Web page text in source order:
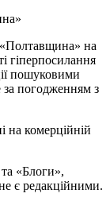
«Полтавщина» на
гіперпосилання
пошуковими
погодженням з
на комерційній
«Блоги»,
не є редакційними.